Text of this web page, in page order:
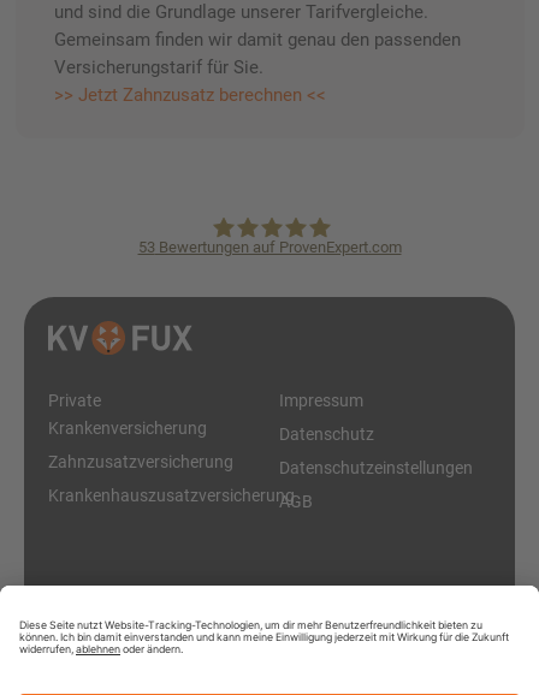
und sind die Grundlage unserer Tarifvergleiche.
Gemeinsam finden wir damit genau den passenden
Versicherungstarif für Sie.
>> Jetzt Zahnzusatz berechnen <<
KVpro.de GmbH
53 Bewertungen auf ProvenExpert.com
Private
Krankenversicherung
Zahnzusatzversicherung
Krankenhauszusatzversicherung
Impressum
Datenschutz
Datenschutzeinstellungen
AGB
Diese Online-Plattform ist ein Service der KVpro.de GmbH